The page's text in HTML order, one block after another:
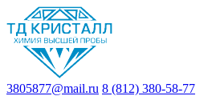
3805877@mail.ru 8 (812) 380-58-77